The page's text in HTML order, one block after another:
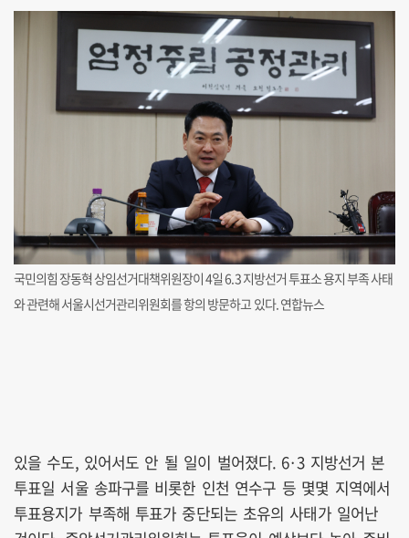
국민의힘 장동혁 상임선거대책위원장이 4일 6.3 지방선거 투표소 용지 부족 사태
와 관련해 서울시선거관리위원회를 항의 방문하고 있다. 연합뉴스
있을 수도, 있어서도 안 될 일이 벌어졌다. 6·3 지방선거 본
투표일 서울 송파구를 비롯한 인천 연수구 등 몇몇 지역에서
투표용지가 부족해 투표가 중단되는 초유의 사태가 일어난